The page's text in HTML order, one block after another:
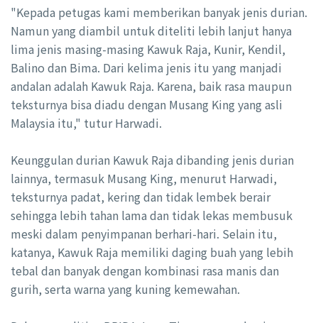
"Kepada petugas kami memberikan banyak jenis durian.
Namun yang diambil untuk diteliti lebih lanjut hanya
lima jenis masing-masing Kawuk Raja, Kunir, Kendil,
Balino dan Bima. Dari kelima jenis itu yang manjadi
andalan adalah Kawuk Raja. Karena, baik rasa maupun
teksturnya bisa diadu dengan Musang King yang asli
Malaysia itu," tutur Harwadi.
Keunggulan durian Kawuk Raja dibanding jenis durian
lainnya, termasuk Musang King, menurut Harwadi,
teksturnya padat, kering dan tidak lembek berair
sehingga lebih tahan lama dan tidak lekas membusuk
meski dalam penyimpanan berhari-hari. Selain itu,
katanya, Kawuk Raja memiliki daging buah yang lebih
tebal dan banyak dengan kombinasi rasa manis dan
gurih, serta warna yang kuning kemewahan.